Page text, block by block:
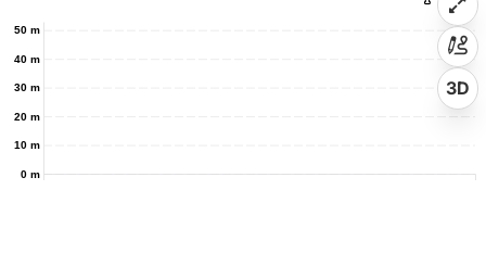
0 m
10 m
20 m
30 m
40 m
50 m
3D